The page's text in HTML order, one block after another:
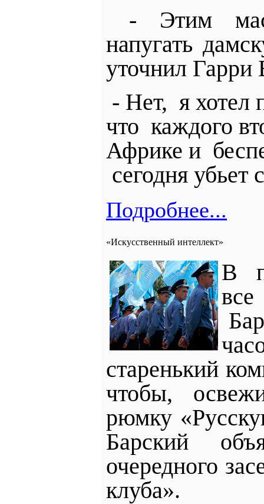
- Этим
напугать
уточнил Гарри
­- Нет, я хотел
что каждого
Африке и
сегодня убьет
Подробнее...
«Искусственный интеллект»
В
старенький
чтобы,
рюмку
Барский
очередного
клуба».